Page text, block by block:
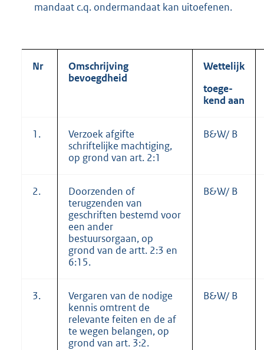
mandaat c.q. ondermandaat kan uitoefenen.
Nr
Omschrijving
bevoegdheid
Wettelijk
toege-
kend aan
1.
Verzoek afgifte
schriftelijke machtiging,
op grond van art. 2:1
B&W/ B
2.
Doorzenden of
terugzenden van
geschriften bestemd voor
een ander
bestuursorgaan, op
grond van de artt. 2:3 en
6:15.
B&W/ B
3.
Vergaren van de nodige
kennis omtrent de
relevante feiten en de af
te wegen belangen, op
grond van art. 3:2.
B&W/ B